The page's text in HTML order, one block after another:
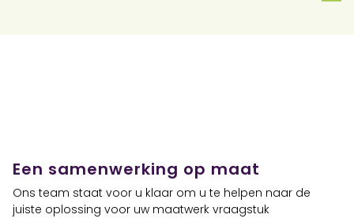
Een samenwerking op maat
Ons team staat voor u klaar om u te helpen naar de
juiste oplossing voor uw maatwerk vraagstuk